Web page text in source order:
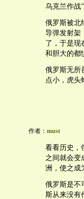
乌克兰作战
俄罗斯被北
导弹发射架
了，于是现
和胆大的都
俄罗斯无所
点小，虎头
作者： must
看看历史，
之间就会变
洲，使之成
俄罗斯是不
斯从来没有